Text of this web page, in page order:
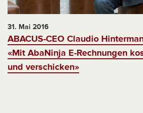
31. Mai 2016
ABACUS-CEO Claudio
«Mit AbaNinja E-Rechnungen
und verschicken»